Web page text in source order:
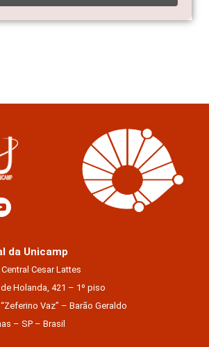
da Unicamp
Cesar Lattes
Holanda, 421 – 1º piso
Vaz” – Barão Geraldo
– SP – Brasil